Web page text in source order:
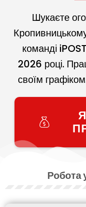
Шукаєте
команді
2026 році.
своїм
Робота